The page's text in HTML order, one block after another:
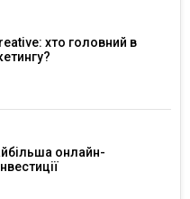
хто головний в
онлайн-